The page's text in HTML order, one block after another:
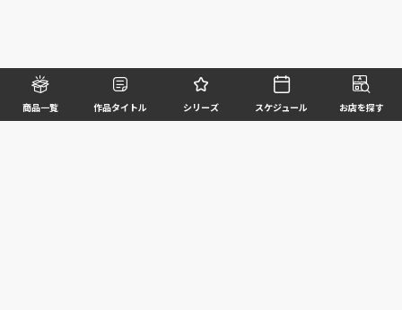
商品一覧 作品タイトル シリーズ スケジュール お店を探す